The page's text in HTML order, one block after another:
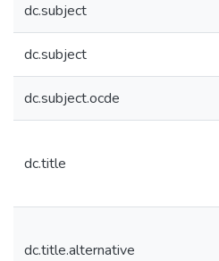
dc.subject
dc.subject
dc.subject.ocde
dc.title
dc.title.alternative